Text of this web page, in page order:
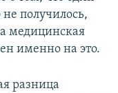
не получилось,
медицинская
именно на это.
разница